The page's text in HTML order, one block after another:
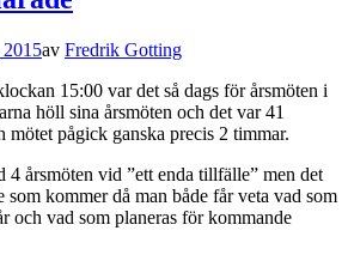
2015av Fredrik Gotting
15:00 var det så dags för årsmöten i
höll sina årsmöten och det var 41
mötet pågick ganska precis 2 timmar.
4 årsmöten vid ”ett enda tillfälle” men det
kommer då man både får veta vad som
och vad som planeras för kommande